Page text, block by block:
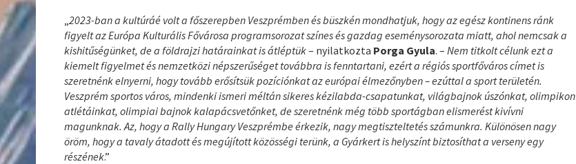
„2023-ban a kultúráé volt a főszerepben Veszprémben és büszkén mondhatjuk, hogy az egész kontinens ránk
figyelt az Európa Kulturális Fővárosa programsorozat színes és gazdag eseménysorozata miatt, ahol nemcsak a
kishitűségünket, de a földrajzi határainkat is átléptük– nyilatkozta Porga Gyula. –Nem titkolt célunk ezt a
kiemelt figyelmet és nemzetközi népszerűséget továbbra is fenntartani, ezért a régiós sportfőváros címet is
szeretnénk elnyerni, hogy tovább erősítsük pozíciónkat az európai élmezőnyben – ezúttal a sport területén.
Veszprém sportos város, mindenki ismeri méltán sikeres kézilabda-csapatunkat, világbajnok úszónkat, olimpikon
atlétáinkat, olimpiai bajnok kalapácsvetőnket, de szeretnénk még több sportágban elismerést kivívni
magunknak. Az, hogy a Rally Hungary Veszprémbe érkezik, nagy megtiszteltetés számunkra. Különösen nagy
öröm, hogy a tavaly átadott és megújított közösségi terünk, a Gyárkert is helyszínt biztosíthat a verseny egy
részének.”